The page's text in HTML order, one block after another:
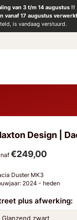
van 3 t/m 14 augustus !!
vanaf 17 augustus
is vandaag verstuurd.
Design |
€249,00
Duster MK3
2024 - heden
plus afwerking: